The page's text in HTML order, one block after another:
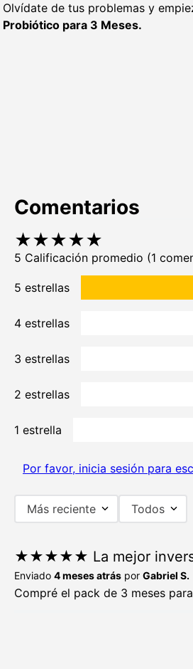
Olvídate de tus problemas y
Probiótico para 3 Meses.
Comentarios
★★★★★
5 Calificación promedio (1
5 estrellas
4 estrellas
3 estrellas
2 estrellas
1 estrella
Por favor, inicia sesión para
Más reciente Todos
★★★★★ La mejor
Enviado 4 meses atrás por Gabriel S.
Compré el pack de 3 meses